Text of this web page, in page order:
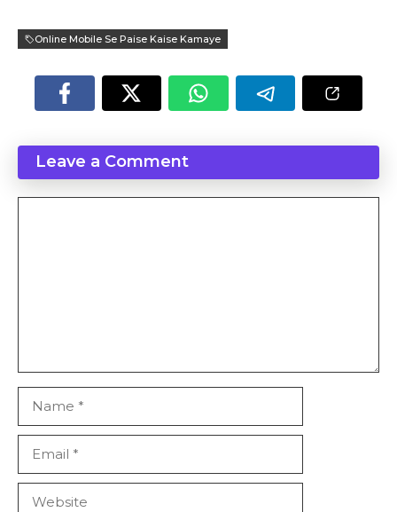
Online Mobile Se Paise Kaise Kamaye
Leave a Comment